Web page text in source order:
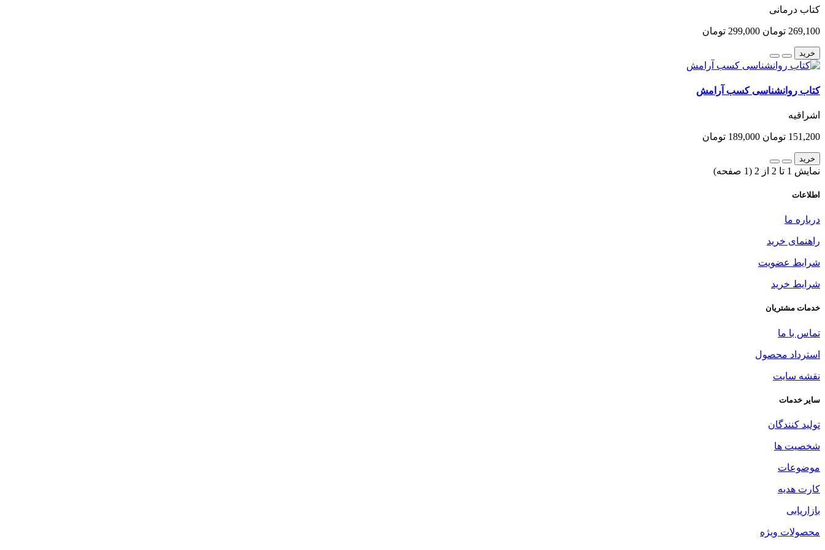
کتاب درمانی
269,100 تومان 299,000 تومان
خرید
کتاب روانشناسی کسب آرامش
اشراقیه
151,200 تومان 189,000 تومان
خرید
نمایش 1 تا 2 از 2 (1 صفحه)
اطلاعات
درباره ما
راهنمای خرید
شرایط عضویت
شرایط خرید
خدمات مشتریان
تماس با ما
استرداد محصول
نقشه سایت
سایر خدمات
تولید کنندگان
شخصیت ها
موضوعات
کارت هدیه
بازاریابی
محصولات ویژه